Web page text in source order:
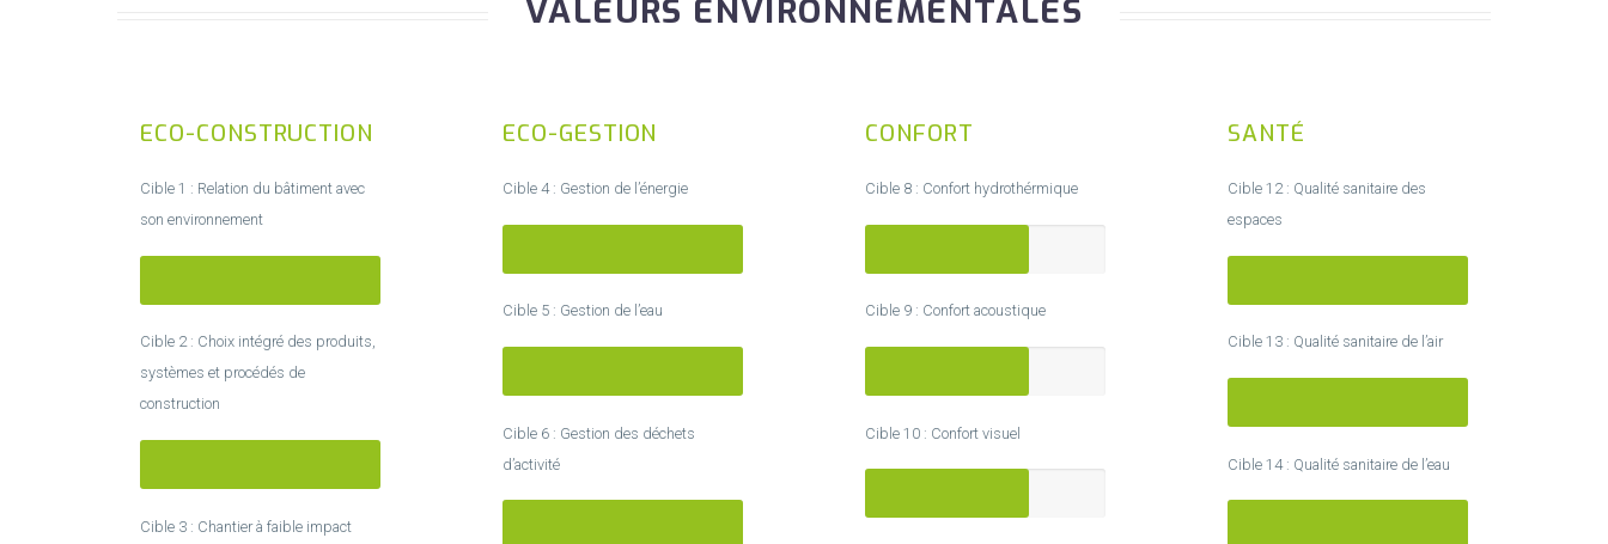
VALEURS ENVIRONNEMENTALES
ECO-CONSTRUCTION
Cible 1 : Relation du bâtiment avec
son environnement
Cible 2 : Choix intégré des produits,
systèmes et procédés de
construction
Cible 3 : Chantier à faible impact
ECO-GESTION
Cible 4 : Gestion de l’énergie
Cible 5 : Gestion de l’eau
Cible 6 : Gestion des déchets
d’activité
CONFORT
Cible 8 : Confort hydrothérmique
Cible 9 : Confort acoustique
Cible 10 : Confort visuel
SANTÉ
Cible 12 : Qualité sanitaire des
espaces
Cible 13 : Qualité sanitaire de l’air
Cible 14 : Qualité sanitaire de l’eau